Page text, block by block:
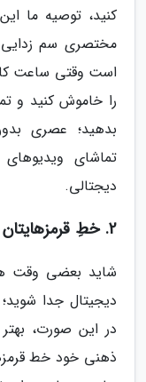
کنید، توصیه ما
مختصری سم
است وقتی ساعت
را خاموش کنید و
بدهید؛ عصری
تماشای
دیجتالی.
2. خطِ قرمزهایتان را تعیین کنید
شاید بعضی وقت ها
دیجیتال جدا
در این صورت،
ذهنی خود خط